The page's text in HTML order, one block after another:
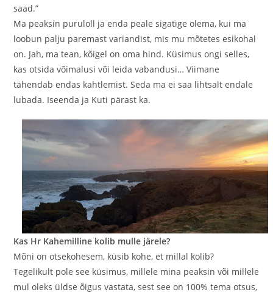
saad.”
Ma peaksin puruloll ja enda peale sigatige olema, kui ma
loobun palju paremast variandist, mis mu mõtetes esikohal
on. Jah, ma tean, kõigel on oma hind. Küsimus ongi selles,
kas otsida võimalusi või leida vabandusi… Viimane
tähendab endas kahtlemist. Seda ma ei saa lihtsalt endale
lubada. Iseenda ja Kuti pärast ka.
Kas Hr Kahemilline kolib mulle järele?
Mõni on otsekohesem, küsib kohe, et millal kolib?
Tegelikult pole see küsimus, millele mina peaksin või millele
mul oleks üldse õigus vastata, sest see on 100% tema otsus,